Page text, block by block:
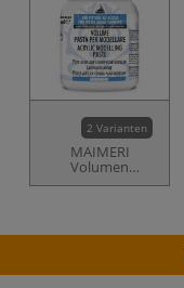
2 Varianten
MAIMERI
Volumen
Leichtacryl-